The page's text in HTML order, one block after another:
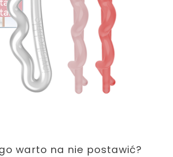
warto na nie postawić?